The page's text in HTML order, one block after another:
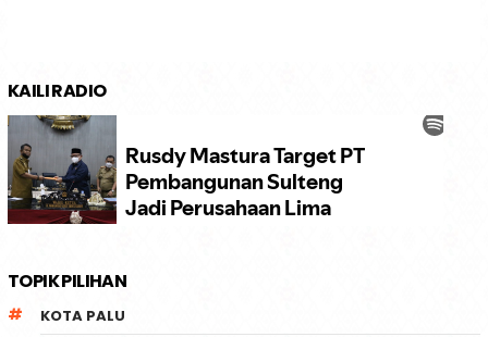
KAILI RADIO
TOPIK PILIHAN
KOTA PALU